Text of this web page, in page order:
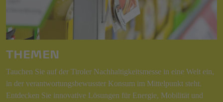
THEMEN
Tauchen Sie auf der Tiroler Nachhaltigkeitsmesse in eine Welt ein,
in der verantwortungsbewusster Konsum im Mittelpunkt steht.
Entdecken Sie innovative Lösungen für Energie, Mobilität und